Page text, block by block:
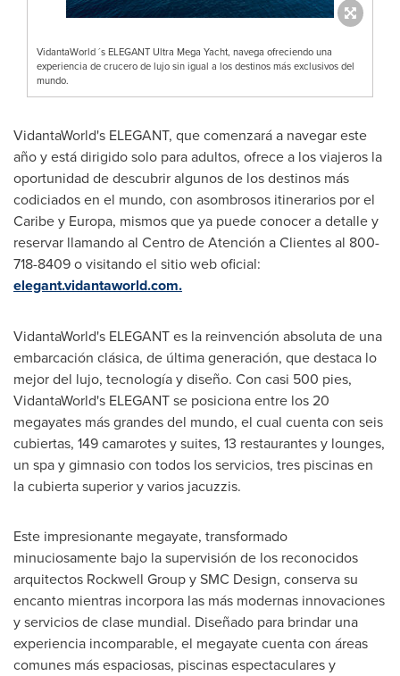
VidantaWorld ´s ELEGANT Ultra Mega Yacht, navega ofreciendo una
experiencia de crucero de lujo sin igual a los destinos más exclusivos del
mundo.
VidantaWorld's ELEGANT, que comenzará a navegar este
año y está dirigido solo para adultos, ofrece a los viajeros la
oportunidad de descubrir algunos de los destinos más
codiciados en el mundo, con asombrosos itinerarios por el
Caribey Europa, mismos que ya puede conocer a detalle y
reservar llamando al Centro de Atención a Clientes al 800-
718-8409 o visitando el sitio web oficial:
elegant.vidantaworld.com.
VidantaWorld's ELEGANT es la reinvención absoluta de una
embarcación clásica, de última generación, que destaca lo
mejor del lujo, tecnología y diseño. Con casi 500 pies,
VidantaWorld's ELEGANT se posiciona entre los 20
megayates más grandes del mundo, el cual cuenta con seis
cubiertas, 149 camarotes y suites, 13 restaurantes y lounges,
un spa y gimnasio con todos los servicios, tres piscinas en
la cubierta superior y varios jacuzzis.
Este impresionante megayate, transformado
minuciosamente bajo la supervisión de los reconocidos
arquitectos Rockwell Group y SMC Design, conserva su
encanto mientras incorpora las más modernas innovaciones
y servicios de clase mundial. Diseñado para brindar una
experiencia incomparable, el megayate cuenta con áreas
comunes más espaciosas, piscinas espectaculares y